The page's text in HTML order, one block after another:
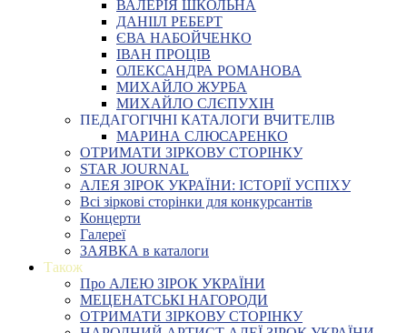
ВАЛЕРІЯ ШКОЛЬНА
ДАНІІЛ РЕБЕРТ
ЄВА НАБОЙЧЕНКО
ІВАН ПРОЦІВ
ОЛЕКСАНДРА РОМАНОВА
МИХАЙЛО ЖУРБА
МИХАЙЛО СЛЄПУХІН
ПЕДАГОГІЧНІ КАТАЛОГИ ВЧИТЕЛІВ
МАРИНА СЛЮСАРЕНКО
ОТРИМАТИ ЗІРКОВУ СТОРІНКУ
STAR JOURNAL
АЛЕЯ ЗІРОК УКРАЇНИ: ІСТОРІЇ УСПІХУ
Всі зіркові сторінки для конкурсантів
Концерти
Галереї
ЗАЯВКА в каталоги
Також
Про АЛЕЮ ЗІРОК УКРАЇНИ
МЕЦЕНАТСЬКІ НАГОРОДИ
ОТРИМАТИ ЗІРКОВУ СТОРІНКУ